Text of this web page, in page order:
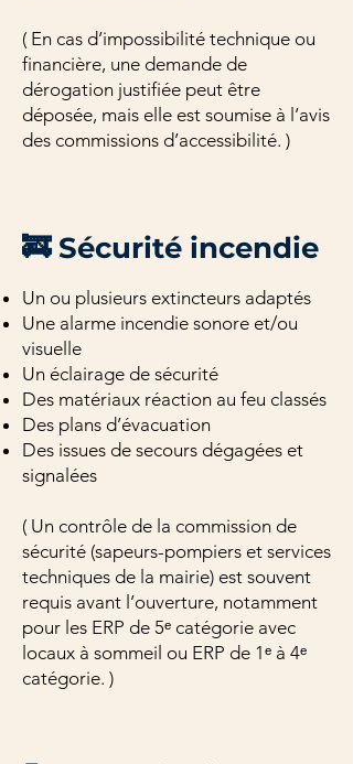
( En cas d’impossibilité technique ou
financière, une demande de
dérogation justifiée peut être
déposée, mais elle est soumise à l’avis
des commissions d’accessibilité. )
🚒 Sécurité incendie
Un ou plusieurs extincteurs adaptés
Une alarme incendie sonore et/ou
visuelle
Un éclairage de sécurité
Des matériaux réaction au feu classés
Des plans d’évacuation
Des issues de secours dégagées et
signalées
( Un contrôle de la commission de
sécurité (sapeurs-pompiers et services
techniques de la mairie) est souvent
requis avant l’ouverture, notamment
pour les ERP de 5ᵉ catégorie avec
locaux à sommeil ou ERP de 1ᵉ à 4ᵉ
catégorie. )